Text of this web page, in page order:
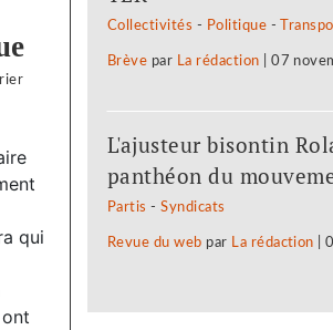
qui
Collectivités - Politique -
Brève par La rédaction |07
L'ajusteur bisontin
panthéon du
Partis -Syndicats
Revue du web par La rédaction |